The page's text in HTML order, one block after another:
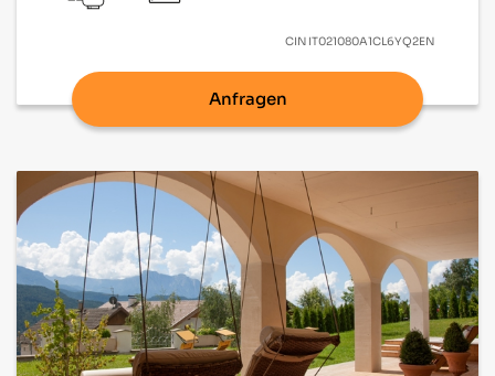
CIN IT021080A1CL6YQ2EN
Anfragen